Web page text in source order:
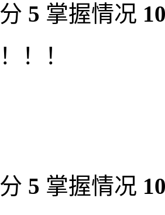
5 掌握情况
！！
5 掌握情况